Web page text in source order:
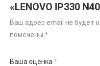
«LENOVO IP330
Ваш адрес email не будет
помечены *
Ваша оценка *